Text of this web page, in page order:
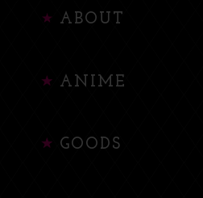
ABOUT
ANIME
GOODS